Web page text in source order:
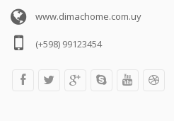
www.dimachome.com.uy
(+598) 99123454